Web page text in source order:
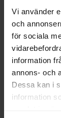
Vi använder
och
för sociala
information
annons- och
Dessa kan i
information
Köpvillkor
Öppet köp,
samt
ångerrätt
INFO